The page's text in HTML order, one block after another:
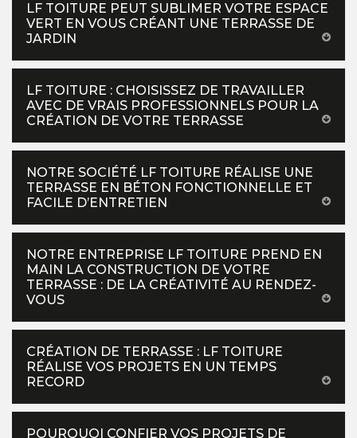
LF TOITURE PEUT SUBLIMER VOTRE ESPACE
VERT EN VOUS CRÉANT UNE TERRASSE DE
JARDIN
LF TOITURE : CHOISISSEZ DE TRAVAILLER
AVEC DE VRAIS PROFESSIONNELS POUR LA
CRÉATION DE VOTRE TERRASSE
NOTRE SOCIÉTÉ LF TOITURE RÉALISE UNE
TERRASSE EN BÉTON FONCTIONNELLE ET
FACILE D’ENTRETIEN
NOTRE ENTREPRISE LF TOITURE PREND EN
MAIN LA CONSTRUCTION DE VOTRE
TERRASSE : DE LA CRÉATIVITÉ AU RENDEZ-
VOUS
CRÉATION DE TERRASSE : LF TOITURE
RÉALISE VOS PROJETS EN UN TEMPS
RECORD
POURQUOI CONFIER VOS PROJETS DE